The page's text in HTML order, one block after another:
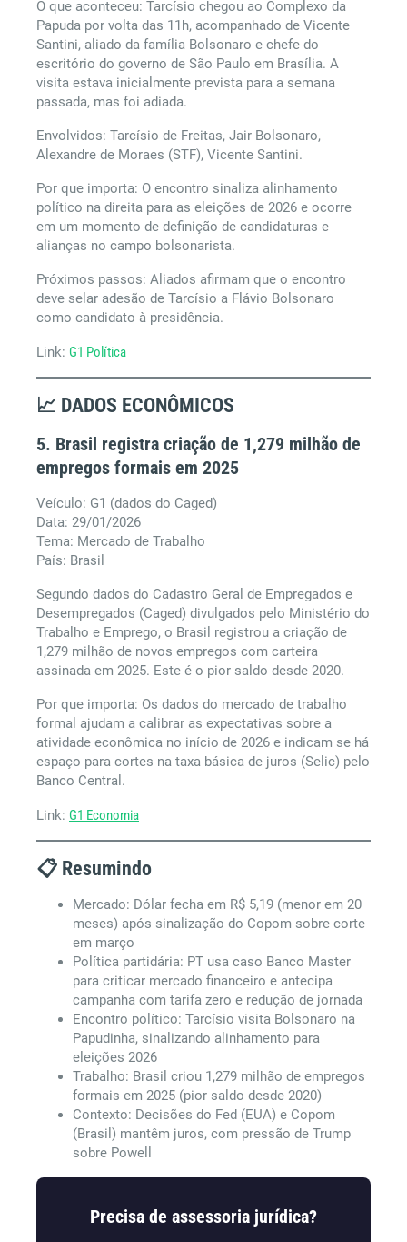
O que aconteceu: Tarcísio chegou ao Complexo da
Papuda por volta das 11h, acompanhado de Vicente
Santini, aliado da família Bolsonaro e chefe do
escritório do governo de São Paulo em Brasília. A
visita estava inicialmente prevista para a semana
passada, mas foi adiada.
Envolvidos: Tarcísio de Freitas, Jair Bolsonaro,
Alexandre de Moraes (STF), Vicente Santini.
Por que importa: O encontro sinaliza alinhamento
político na direita para as eleições de 2026 e ocorre
em um momento de definição de candidaturas e
alianças no campo bolsonarista.
Próximos passos: Aliados afirmam que o encontro
deve selar adesão de Tarcísio a Flávio Bolsonaro
como candidato à presidência.
Link: G1 Política
📈 DADOS ECONÔMICOS
5. Brasil registra criação de 1,279 milhão de
empregos formais em 2025
Veículo: G1 (dados do Caged)
Data: 29/01/2026
Tema: Mercado de Trabalho
País: Brasil
Segundo dados do Cadastro Geral de Empregados e
Desempregados (Caged) divulgados pelo Ministério do
Trabalho e Emprego, o Brasil registrou a criação de
1,279 milhão de novos empregos com carteira
assinada em 2025. Este é o pior saldo desde 2020.
Por que importa: Os dados do mercado de trabalho
formal ajudam a calibrar as expectativas sobre a
atividade econômica no início de 2026 e indicam se há
espaço para cortes na taxa básica de juros (Selic) pelo
Banco Central.
Link: G1 Economia
📋 Resumindo
Mercado: Dólar fecha em R$ 5,19 (menor em 20
meses) após sinalização do Copom sobre corte
em março
Política partidária: PT usa caso Banco Master
para criticar mercado financeiro e antecipa
campanha com tarifa zero e redução de jornada
Encontro político: Tarcísio visita Bolsonaro na
Papudinha, sinalizando alinhamento para
eleições 2026
Trabalho: Brasil criou 1,279 milhão de empregos
formais em 2025 (pior saldo desde 2020)
Contexto: Decisões do Fed (EUA) e Copom
(Brasil) mantêm juros, com pressão de Trump
sobre Powell
Precisa de assessoria jurídica?